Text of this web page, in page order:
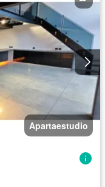
Apartaestudio